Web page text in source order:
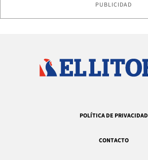
PUBLICIDAD
POLÍTICA DE PRIVACIDAD
CONTACTO